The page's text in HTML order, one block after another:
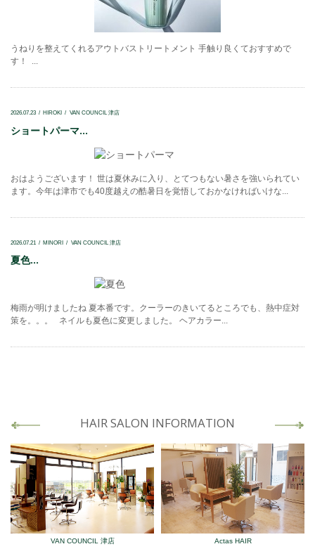
うねりを整えてくれるアウトバストリートメント 手触り良くておすすめで
す！ ...
2026.07.23 HIROKI VAN COUNCIL 津店
ショートパーマ...
おはようございます！ 世は夏休みに入り、とてつもない暑さを強いられてい
ます。今年は津市でも40度越えの酷暑日を覚悟しておかなければいけな...
2026.07.21 MINORI VAN COUNCIL 津店
夏色...
梅雨が明けましたね 夏本番です。クーラーのきいてるところでも、熱中症対
策を。。。 ネイルも夏色に変更しました。 ヘアカラー...
HAIR SALON INFORMATION
VAN COUNCIL 津店 Actas HAIR